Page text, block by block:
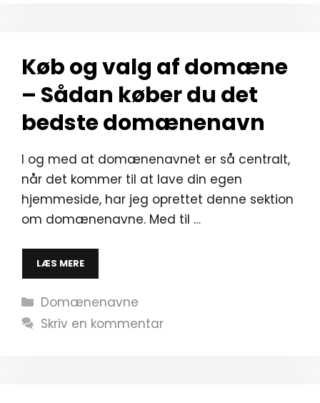
Køb og valg af domæne
– Sådan køber du det
bedste domænenavn
I og med at domænenavnet er så centralt,
når det kommer til at lave din egen
hjemmeside, har jeg oprettet denne sektion
om domænenavne. Med til …
LÆS MERE
Kategorier
Domænenavne
Skriv en kommentar